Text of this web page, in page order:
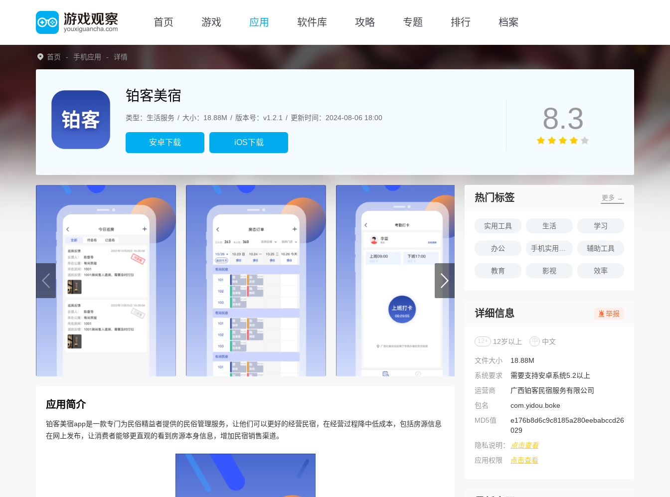
首页 游戏 应用 软件库 攻略 专题 排行 档案
首页 手机应用 详情
铂客美宿
类型：生活服务 大小：18.88M 版本号：v1.2.1 更新时间：2024-08-06 18:00
安卓下载 iOS下载
8.3
应用简介
铂客美宿app是一款专门为民俗精益者提供的民俗管理服务，让他们可以更好的经营民宿，在经营过程降中低成本，包括房源信息
在网上发布，让消费者能够更直观的看到房源本身信息，增加民宿销售渠道。
热门标签 更多 →
实用工具 生活 学习
办公 辅助工具
教育 影视 效率
详细信息 举报
12+ 12岁以上 中 中文
文件大小
18.88M
系统要求
需要支持安卓系统5.2以上
运营商
广西铂客民宿服务有限公司
包名
com.yidou.boke
MD5值
e176b8d6c9c8185a280eebabccd26
029
隐私说明：
点击查看
应用权限
点击查看